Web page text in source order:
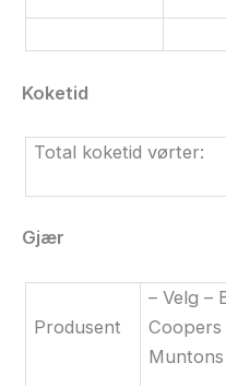
Koketid
Total koketid vørter:
Gjær
Produsent
– Velg –
Coopers